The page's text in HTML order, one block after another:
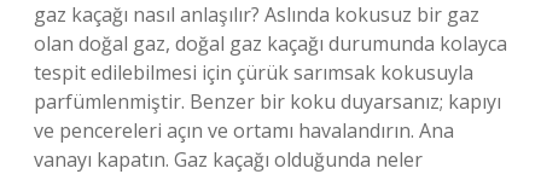
gaz kaçağı nasıl anlaşılır? Aslında kokusuz bir gaz
olan doğal gaz, doğal gaz kaçağı durumunda kolayca
tespit edilebilmesi için çürük sarımsak kokusuyla
parfümlenmiştir. Benzer bir koku duyarsanız; kapıyı
ve pencereleri açın ve ortamı havalandırın. Ana
vanayı kapatın. Gaz kaçağı olduğunda neler